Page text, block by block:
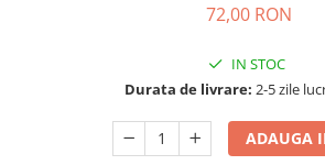
72,00 RON
IN STOC
Durata de livrare: 2-5 zile
ADAUGA